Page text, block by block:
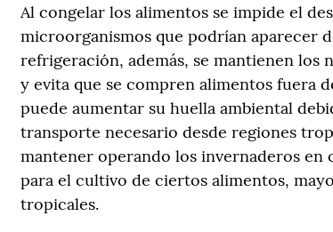
Al congelar los alimentos se impide el
microorganismos que podrían aparecer
refrigeración, además, se mantienen los
y evita que se compren alimentos fuera
puede aumentar su huella ambiental
transporte necesario desde regiones
mantener operando los invernaderos en
para el cultivo de ciertos alimentos,
tropicales.